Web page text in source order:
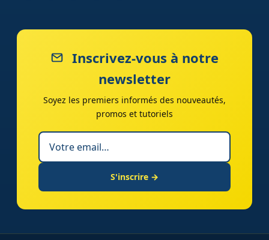
Inscrivez-vous à notre
newsletter
Soyez les premiers informés des nouveautés,
promos et tutoriels
S'inscrire →